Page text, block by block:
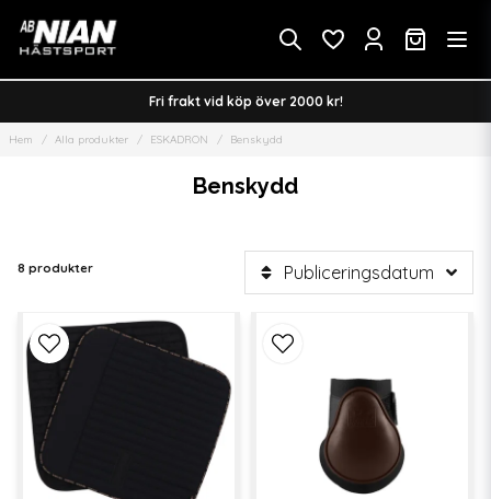
Fri frakt vid köp över 2000 kr!
Hem Alla produkter ESKADRON Benskydd
Benskydd
8 produkter Publiceringsdatum